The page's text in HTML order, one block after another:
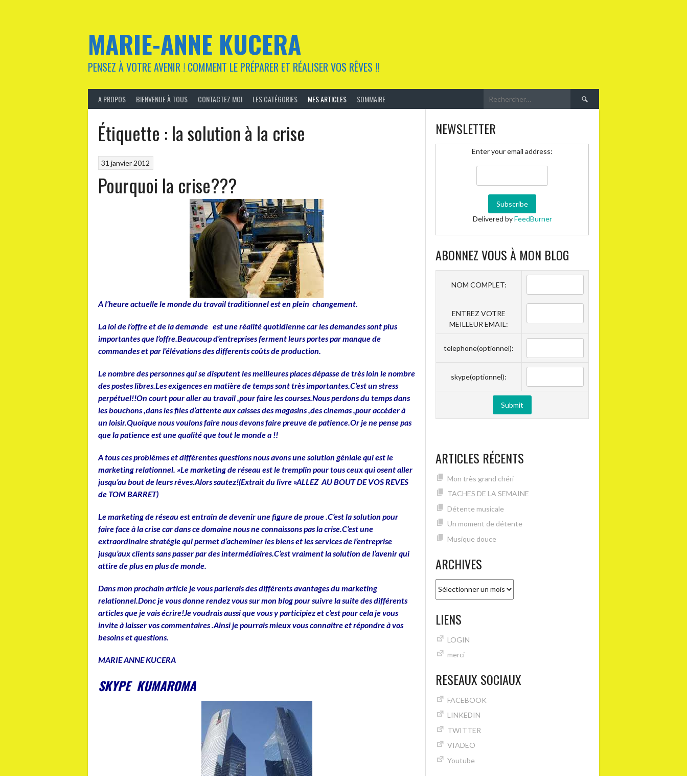
MARIE-ANNE KUCERA
PENSEZ À VOTRE AVENIR ! COMMENT LE PRÉPARER ET RÉALISER VOS RÊVES !!
A PROPOS BIENVENUE À TOUS CONTACTEZ MOI LES CATÉGORIES MES ARTICLES SOMMAIRE Rechercher :
Étiquette : la solution à la crise
31 janvier 2012
Pourquoi la crise???
A l’heure actuelle le monde du travail traditionnel est en plein changement.
La loi de l’offre et de la demande est une réalité quotidienne car les demandes sont plus
importantes que l’offre.Beaucoup d’entreprises ferment leurs portes par manque de
commandes et par l’élévations des differents coûts de production.
Le nombre des personnes qui se disputent les meilleures places dépasse de très loin le nombre
des postes libres.Les exigences en matière de temps sont très importantes.C’est un stress
perpétuel!!On court pour aller au travail ,pour faire les courses.Nous perdons du temps dans
les bouchons ,dans les files d’attente aux caisses des magasins ,des cinemas ,pour accéder à
un loisir.Quoique nous voulons faire nous devons faire preuve de patience.Or je ne pense pas
que la patience est une qualité que tout le monde a !!
A tous ces problémes et différentes questions nous avons une solution géniale qui est le
marketing relationnel. »Le marketing de réseau est le tremplin pour tous ceux qui osent aller
jusqu’au bout de leurs rêves.Alors sautez!(Extrait du livre »ALLEZ AU BOUT DE VOS REVES
de TOM BARRET)
Le marketing de réseau est entrain de devenir une figure de proue .C’est la solution pour
faire face à la crise car dans ce domaine nous ne connaissons pas la crise.C’est une
extraordinaire stratégie qui permet d’acheminer les biens et les services de l’entreprise
jusqu’aux clients sans passer par des intermédiaires.C’est vraiment la solution de l’avenir qui
attire de plus en plus de monde.
Dans mon prochain article je vous parlerais des différents avantages du marketing
relationnel.Donc je vous donne rendez vous sur mon blog pour suivre la suite des différents
articles que je vais écrire!Je voudrais aussi que vous y participiez et c’est pour cela je vous
invite à laisser vos commentaires .Ainsi je pourrais mieux vous connaitre et répondre à vos
besoins et questions.
MARIE ANNE KUCERA
SKYPE KUMAROMA
NEWSLETTER
Enter your email address:
Delivered byFeedBurner
ABONNEZ VOUS À MON BLOG
NOM COMPLET:
ENTREZ VOTRE
MEILLEUR EMAIL:
telephone(optionnel):
skype(optionnel):
ARTICLES RÉCENTS
Mon très grand chéri
TACHES DE LA SEMAINE
Détente musicale
Un moment de détente
Musique douce
ARCHIVES
LIENS
LOGIN
merci
RESEAUX SOCIAUX
FACEBOOK
LINKEDIN
TWITTER
VIADEO
Youtube